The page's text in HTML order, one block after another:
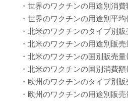
・世界のワクチンの用途別消
・世界のワクチンの用途別平
・北米のワクチンのタイプ別
・北米のワクチンの用途別販
・北米のワクチンの国別販売
・北米のワクチンの国別消費
・欧州のワクチンのタイプ別
・欧州のワクチンの用途別販